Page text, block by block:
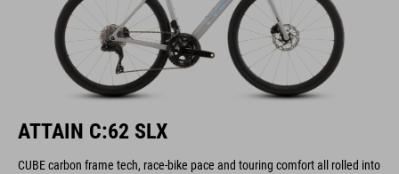
ATTAIN C:62 SLX
CUBE carbon frame tech, race-bike pace and touring comfort all rolled into